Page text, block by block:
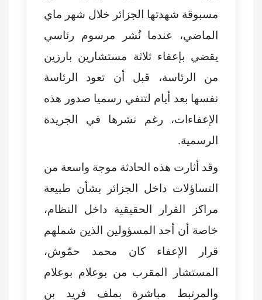
مسبوقة شهدتها الجزائر خلال شهر ماي
الماضي، عندما نُشر مرسوم رئاسي
يقضي بإعفاء ثلاثة مستشارين بارزين
من الرئاسة، قبل أن تعود الرئاسة
نفسها بعد أيام لتنفي رسميا صدور هذه
الإعفاءات، رغم نشرها في الجريدة
الرسمية.
وقد أثارت هذه الحادثة موجة واسعة من
التساؤلات داخل الجزائر بشأن طبيعة
مراكز القرار الحقيقية داخل النظام،
خاصة أن أحد المسؤولين الذين شملهم
قرار الإعفاء كان محمد حمّوش،
المستشار المقرب من بوعلام بوعلام
والمرتبط مباشرة بملف فريد بن